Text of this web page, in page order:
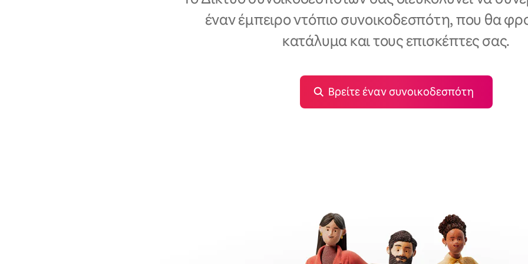
έναν έμπειρο ντόπιο συνοικοδεσπότη, που θα
κατάλυμα και τους επισκέπτες σας.
Βρείτε έναν συνοικοδεσπότη